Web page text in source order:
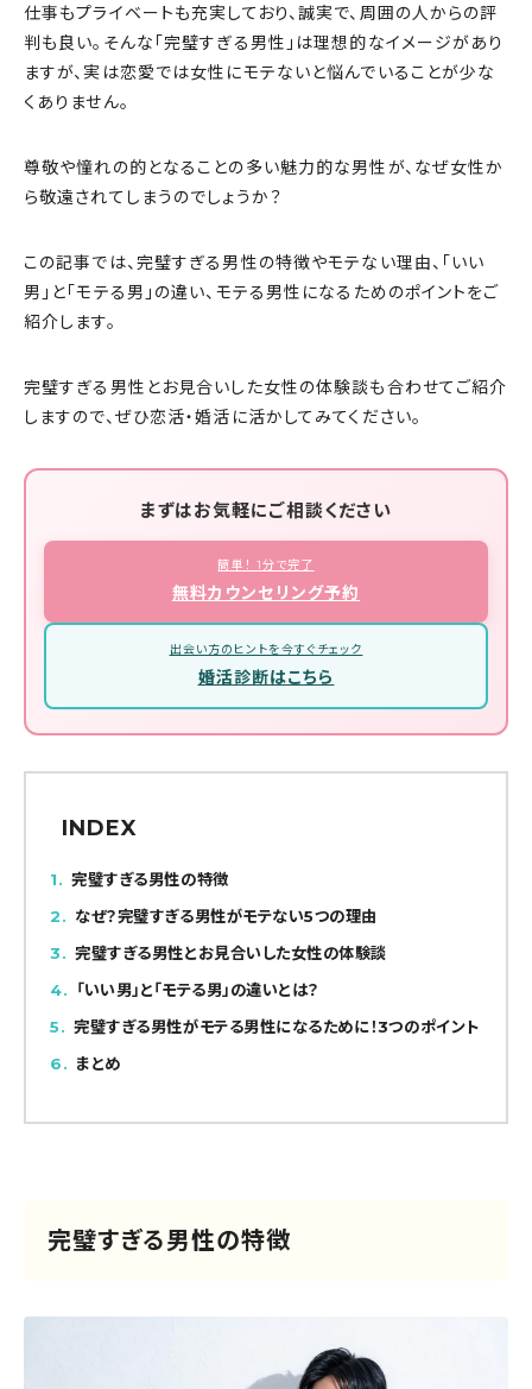
仕事もプライベートも充実しており、誠実で、周囲の人からの評
判も良い。そんな「完璧すぎる男性」は理想的なイメージがあり
ますが、実は恋愛では女性にモテないと悩んでいることが少な
くありません。
尊敬や憧れの的となることの多い魅力的な男性が、なぜ女性か
ら敬遠されてしまうのでしょうか？
この記事では、完璧すぎる男性の特徴やモテない理由、「いい
男」と「モテる男」の違い、モテる男性になるためのポイントをご
紹介します。
完璧すぎる男性とお見合いした女性の体験談も合わせてご紹介
しますので、ぜひ恋活・婚活に活かしてみてください。
まずはお気軽にご相談ください
簡単！ 1分で完了
無料カウンセリング予約
出会い方のヒントを今すぐチェック
婚活診断はこちら
INDEX
1
完璧すぎる男性の特徴
2
なぜ？完璧すぎる男性がモテない5つの理由
3
完璧すぎる男性とお見合いした女性の体験談
4
「いい男」と「モテる男」の違いとは？
5
完璧すぎる男性がモテる男性になるために！3つのポイント
6
まとめ
完璧すぎる男性の特徴